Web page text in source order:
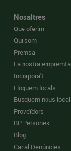
Nosaltres
Què oferim
Qui som
Premsa
La nostra empremta
Incorpora't
Lloguem locals
Busquem nous
Proveïdors
BP Persones
Blog
Canal Denúncies